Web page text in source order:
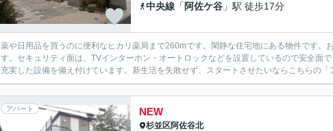
中央線 「 阿佐ケ谷 」駅 徒歩17分
薬や日用品を買うのに便利なヒカリ薬局まで260mです。閑静な住宅地にある物件です。
す。セキュリティ面は、TVインターホン・オートロックなどを設置しているので安全面
充実した設備を備え付けています。新生活を失敗せず、スタートさせたいならこちらの
アパート NEW
杉並区阿佐谷北